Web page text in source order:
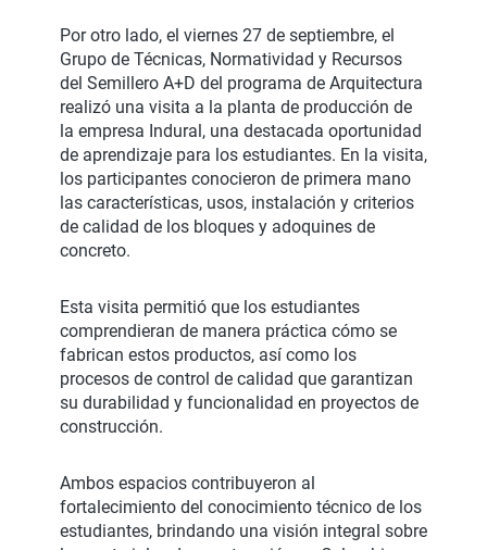
Por otro lado, el viernes 27 de septiembre, el
Grupo de Técnicas, Normatividad y Recursos
del Semillero A+D del programa de Arquitectura
realizó una visita a la planta de producción de
la empresa Indural, una destacada oportunidad
de aprendizaje para los estudiantes. En la visita,
los participantes conocieron de primera mano
las características, usos, instalación y criterios
de calidad de los bloques y adoquines de
concreto.
Esta visita permitió que los estudiantes
comprendieran de manera práctica cómo se
fabrican estos productos, así como los
procesos de control de calidad que garantizan
su durabilidad y funcionalidad en proyectos de
construcción.
Ambos espacios contribuyeron al
fortalecimiento del conocimiento técnico de los
estudiantes, brindando una visión integral sobre